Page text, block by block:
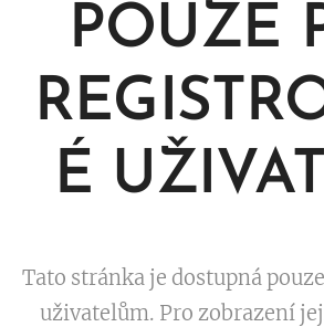
POUZE
É
Tato stránka je dostupná
uživatelům. Pro zobrazení